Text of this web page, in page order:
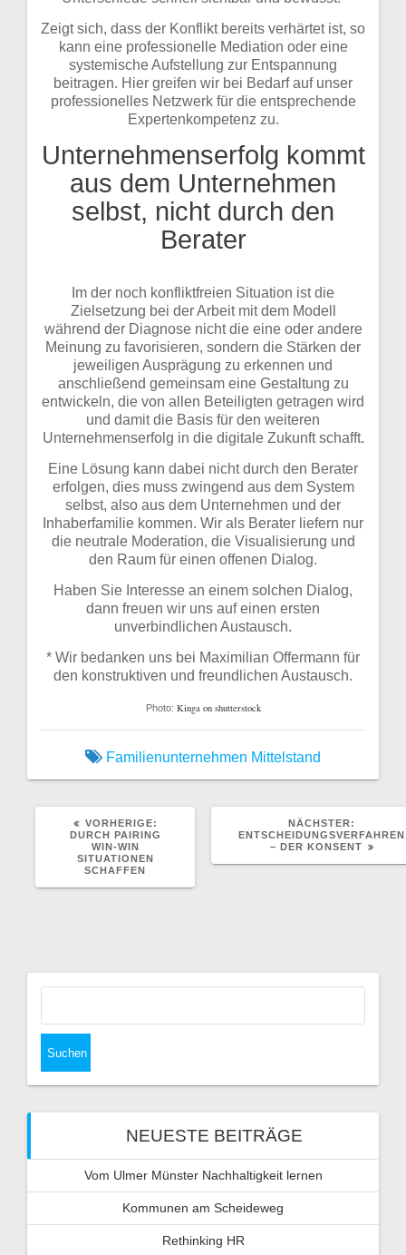
Zeigt sich, dass der Konflikt bereits verhärtet ist, so
kann eine professionelle Mediation oder eine
systemische Aufstellung zur Entspannung
beitragen. Hier greifen wir bei Bedarf auf unser
professionelles Netzwerk für die entsprechende
Expertenkompetenz zu.
Unternehmenserfolg kommt
aus dem Unternehmen
selbst, nicht durch den
Berater
Im der noch konfliktfreien Situation ist die
Zielsetzung bei der Arbeit mit dem Modell
während der Diagnose nicht die eine oder andere
Meinung zu favorisieren, sondern die Stärken der
jeweiligen Ausprägung zu erkennen und
anschließend gemeinsam eine Gestaltung zu
entwickeln, die von allen Beteiligten getragen wird
und damit die Basis für den weiteren
Unternehmenserfolg in die digitale Zukunft schafft.
Eine Lösung kann dabei nicht durch den Berater
erfolgen, dies muss zwingend aus dem System
selbst, also aus dem Unternehmen und der
Inhaberfamilie kommen. Wir als Berater liefern nur
die neutrale Moderation, die Visualisierung und
den Raum für einen offenen Dialog.
Haben Sie Interesse an einem solchen Dialog,
dann freuen wir uns auf einen ersten
unverbindlichen Austausch.
* Wir bedanken uns bei Maximilian Offermann für
den konstruktiven und freundlichen Austausch.
Photo: Kinga on shutterstock
Familienunternehmen Mittelstand
VORHERIGE:
BEITRAG:
DURCH PAIRING
WIN-WIN
SITUATIONEN
SCHAFFEN
NÄCHSTER:
ENTSCHEIDUNGSVERFAHREN
– DER KONSENT
NEUESTE BEITRÄGE
Vom Ulmer Münster Nachhaltigkeit lernen
Kommunen am Scheideweg
Rethinking HR